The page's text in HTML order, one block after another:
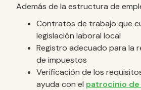
Además de la estructura de
Contratos de trabajo que
legislación laboral local
Registro adecuado para la
de impuestos
Verificación de los
ayuda con el patrocinio de